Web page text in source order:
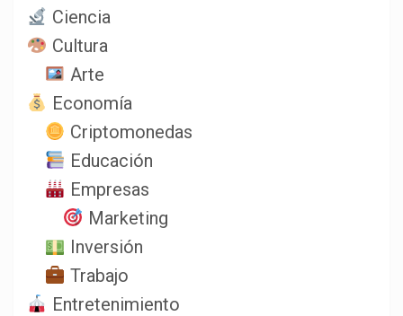
Ciencia
Cultura
Arte
Economía
Criptomonedas
Educación
Empresas
Marketing
Inversión
Trabajo
Entretenimiento